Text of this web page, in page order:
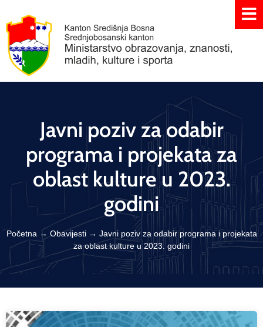
Javni poziv za odabir
programa i projekata za
oblast kulture u 2023.
godini
Početna → Obavijesti→ Javni poziv za odabir programa i projekata
za oblast kulture u 2023. godini